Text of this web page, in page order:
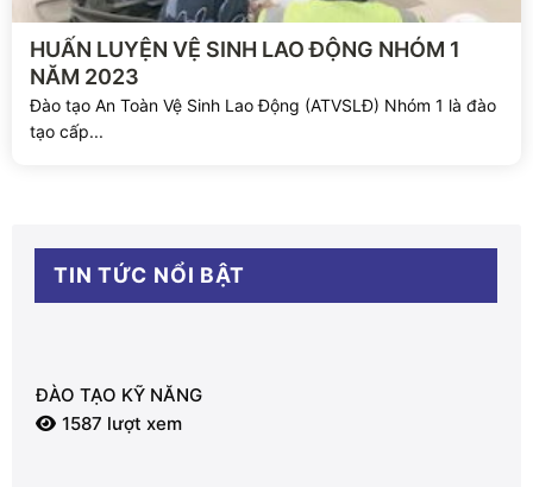
Xem chi tiết
HUẤN LUYỆN VỆ SINH LAO ĐỘNG NHÓM 1
NĂM 2023
Đào tạo An Toàn Vệ Sinh Lao Động (ATVSLĐ) Nhóm 1 là đào
tạo cấp...
TIN TỨC NỔI BẬT
ĐÀO TẠO KỸ NĂNG
1587 lượt xem